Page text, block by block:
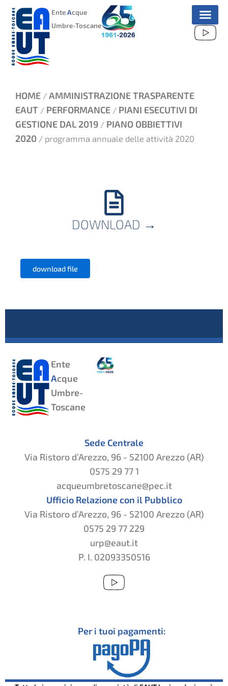
VAI
CONTENUTO
EnteAcque
Umbre-Toscane
HOME / AMMINISTRAZIONE TRASPARENTE
EAUT / PERFORMANCE / PIANI ESECUTIVI DI
GESTIONE DAL 2019 / PIANO OBBIETTIVI
2020 / programma annuale delle attività 2020
DOWNLOAD →
download file
Ente
Acque
Umbre-
Toscane
Sede Centrale
Via Ristoro d’Arezzo, 96 - 52100 Arezzo (AR)
0575 29 77 1
acqueumbretoscane@pec.it
Ufficio Relazione con il Pubblico
Via Ristoro d’Arezzo, 96 - 52100 Arezzo (AR)
0575 29 77 229
urp@eaut.it
P. I. 02093350516
Per i tuoi pagamenti: